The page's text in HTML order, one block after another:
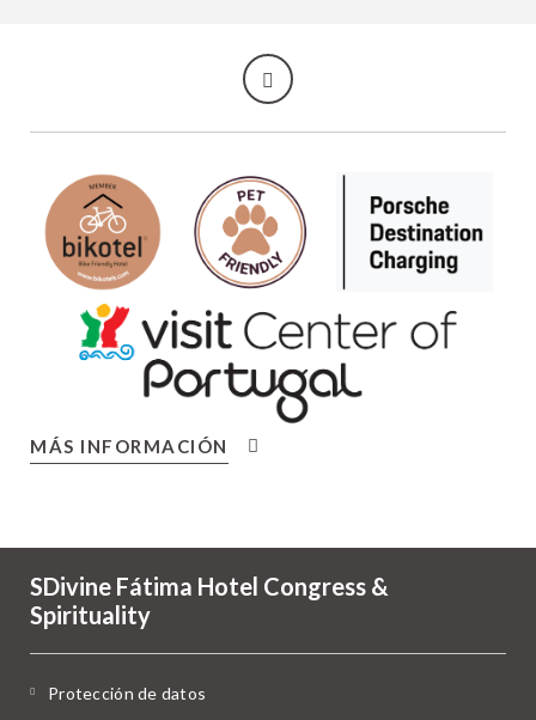
MÁS INFORMACIÓN
SDivine Fátima Hotel Congress &
Spirituality
Protección de datos